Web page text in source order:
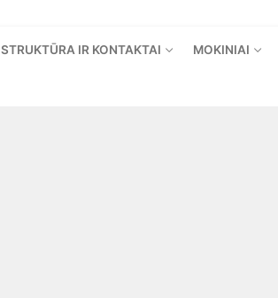
STRUKTŪRA IR KONTAKTAI MOKINIAI